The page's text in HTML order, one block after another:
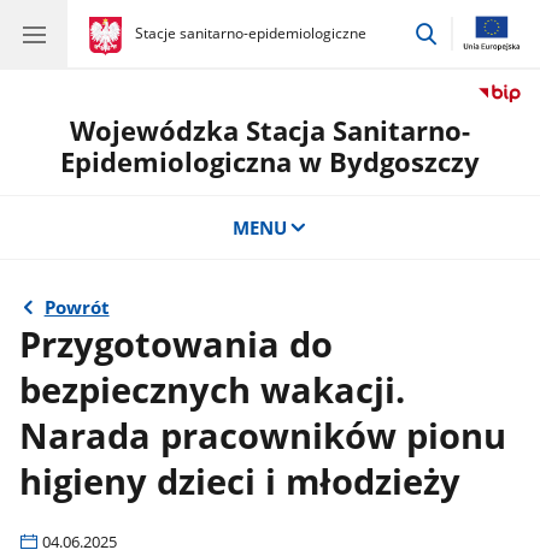
gov.pl
Stacje sanitarno-epidemiologiczne
gov.pl
Stacje
przejdź
Wojewódzka Stacja Sanitarno-
Epidemiologiczna w Bydgoszczy
MENU
Powrót
Przygotowania do
bezpiecznych wakacji.
Narada pracowników pionu
higieny dzieci i młodzieży
04.06.2025